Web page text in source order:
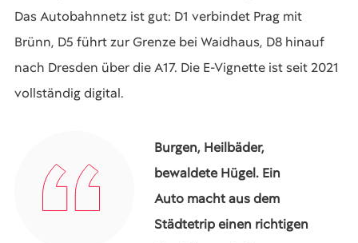
Das Autobahnnetz ist gut: D1 verbindet Prag mit
Brünn, D5 führt zur Grenze bei Waidhaus, D8 hinauf
nach Dresden über die A17. Die E-Vignette ist seit 2021
vollständig digital.
Burgen, Heilbäder,
bewaldete Hügel. Ein
Auto macht aus dem
Städtetrip einen richtigen